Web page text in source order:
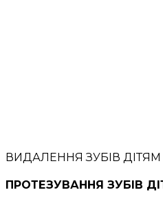
ВИДАЛЕННЯ ЗУБІВ ДІТЯМ
ПРОТЕЗУВАННЯ ЗУБІВ